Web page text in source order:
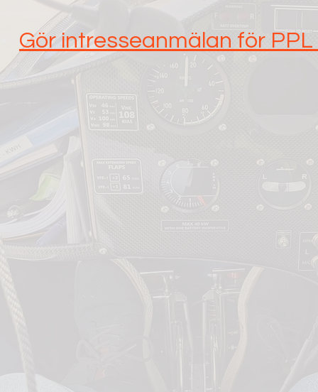
Gör intresseanmälan för PPL